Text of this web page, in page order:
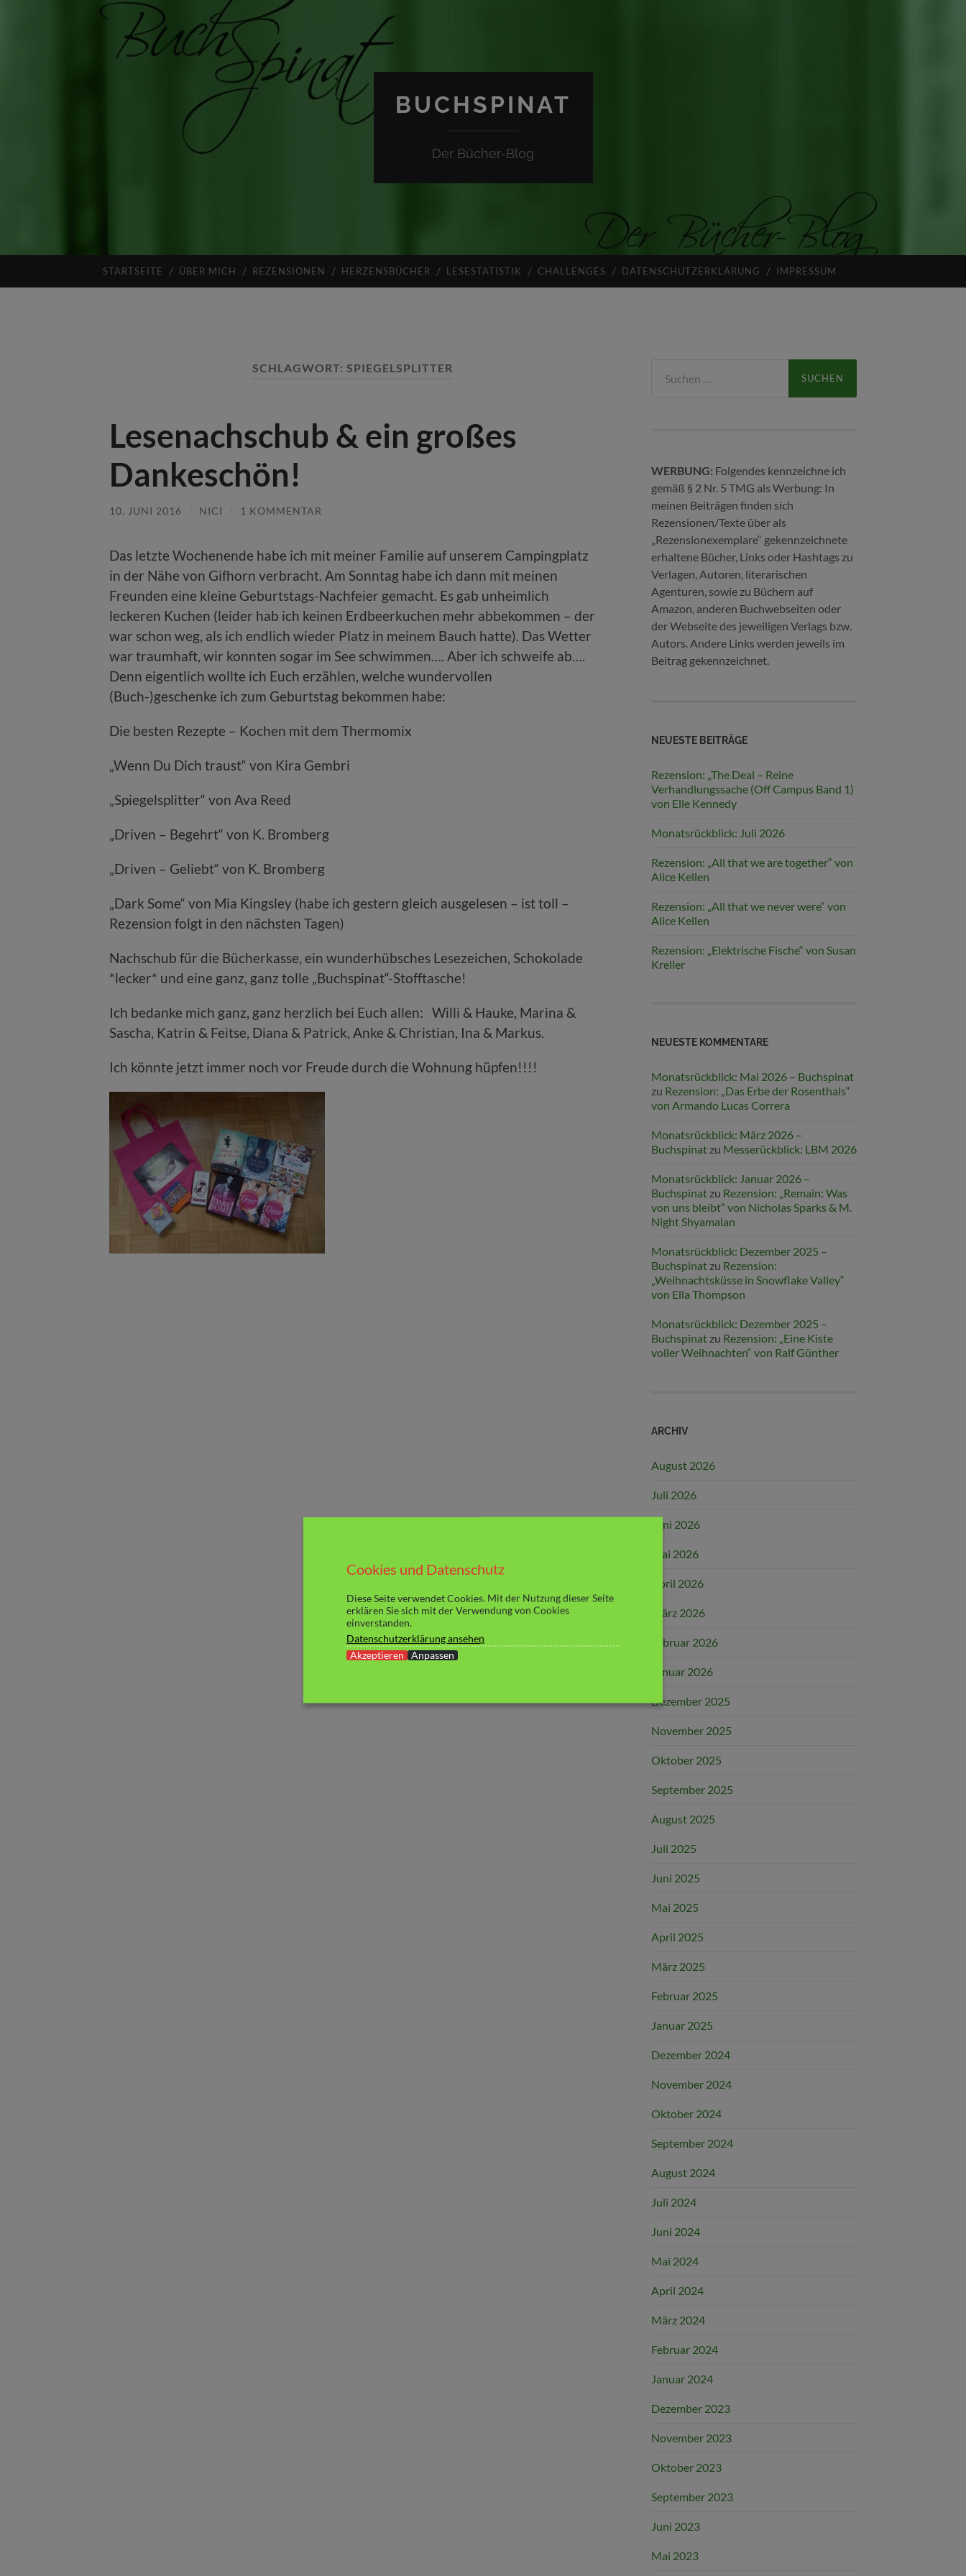
BUCHSPINAT
Der Bücher-Blog
STARTSEITE ÜBER MICH REZENSIONEN HERZENSBÜCHER LESESTATISTIK CHALLENGES DATENSCHUTZERKLÄRUNG IMPRESSUM
SCHLAGWORT: SPIEGELSPLITTER
Lesenachschub & ein großes
Dankeschön!
10. JUNI 2016 NICI 1 KOMMENTAR
Das letzte Wochenende habe ich mit meiner Familie auf unserem Campingplatz
in der Nähe von Gifhorn verbracht. Am Sonntag habe ich dann mit meinen
Freunden eine kleine Geburtstags-Nachfeier gemacht. Es gab unheimlich
leckeren Kuchen (leider hab ich keinen Erdbeerkuchen mehr abbekommen – der
war schon weg, als ich endlich wieder Platz in meinem Bauch hatte). Das Wetter
war traumhaft, wir konnten sogar im See schwimmen…. Aber ich schweife ab….
Denn eigentlich wollte ich Euch erzählen, welche wundervollen
(Buch-)geschenke ich zum Geburtstag bekommen habe:
Die besten Rezepte – Kochen mit dem Thermomix
„Wenn Du Dich traust“ von Kira Gembri
„Spiegelsplitter“ von Ava Reed
„Driven – Begehrt“ von K. Bromberg
„Driven – Geliebt“ von K. Bromberg
„Dark Some“ von Mia Kingsley (habe ich gestern gleich ausgelesen – ist toll –
Rezension folgt in den nächsten Tagen)
Nachschub für die Bücherkasse, ein wunderhübsches Lesezeichen, Schokolade
*lecker* und eine ganz, ganz tolle „Buchspinat“-Stofftasche!
Ich bedanke mich ganz, ganz herzlich bei Euch allen: Willi & Hauke, Marina &
Sascha, Katrin & Feitse, Diana & Patrick, Anke & Christian, Ina & Markus.
Ich könnte jetzt immer noch vor Freude durch die Wohnung hüpfen!!!!
nach:
WERBUNG: Folgendes kennzeichne ich
gemäß § 2 Nr. 5 TMG als Werbung: In
meinen Beiträgen finden sich
Rezensionen/Texte über als
„Rezensionexemplare“ gekennzeichnete
erhaltene Bücher, Links oder Hashtags zu
Verlagen, Autoren, literarischen
Agenturen, sowie zu Büchern auf
Amazon, anderen Buchwebseiten oder
der Webseite des jeweiligen Verlags bzw.
Autors. Andere Links werden jeweils im
Beitrag gekennzeichnet.
NEUESTE BEITRÄGE
Rezension: „The Deal – Reine
Verhandlungssache (Off Campus Band 1)
von Elle Kennedy
Monatsrückblick: Juli 2026
Rezension: „All that we are together“ von
Alice Kellen
Rezension: „All that we never were“ von
Alice Kellen
Rezension: „Elektrische Fische“ von Susan
Kreller
NEUESTE KOMMENTARE
Monatsrückblick: Mai 2026 – Buchspinat
zu Rezension: „Das Erbe der Rosenthals“
von Armando Lucas Correra
Monatsrückblick: März 2026 –
Buchspinat zu Messerückblick: LBM 2026
Monatsrückblick: Januar 2026 –
Buchspinat zu Rezension: „Remain: Was
von uns bleibt“ von Nicholas Sparks & M.
Night Shyamalan
Monatsrückblick: Dezember 2025 –
Buchspinat zu Rezension:
„Weihnachtsküsse in Snowflake Valley“
von Ella Thompson
Monatsrückblick: Dezember 2025 –
Buchspinat zu Rezension: „Eine Kiste
voller Weihnachten“ von Ralf Günther
ARCHIV
August 2026
Juli 2026
Juni 2026
Mai 2026
April 2026
März 2026
Februar 2026
Januar 2026
Dezember 2025
November 2025
Oktober 2025
September 2025
August 2025
Juli 2025
Juni 2025
Mai 2025
April 2025
März 2025
Februar 2025
Januar 2025
Dezember 2024
November 2024
Oktober 2024
September 2024
August 2024
Juli 2024
Juni 2024
Mai 2024
April 2024
März 2024
Februar 2024
Januar 2024
Dezember 2023
November 2023
Oktober 2023
September 2023
Juni 2023
Mai 2023
Cookies und Datenschutz
Diese Seite verwendet Cookies. Mit der Nutzung dieser Seite
erklären Sie sich mit der Verwendung von Cookies
einverstanden.
Datenschutzerklärung ansehen
Akzeptieren
Anpassen